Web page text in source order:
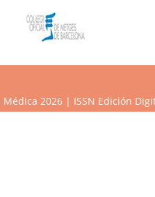
2026 | ISSN Edición